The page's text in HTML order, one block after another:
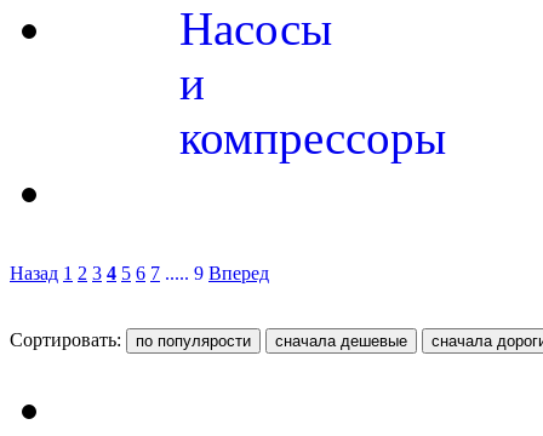
Насосы
и
компрессоры
Назад 1 2 3 4 5 6 7 ..... 9 Вперед
Сортировать: